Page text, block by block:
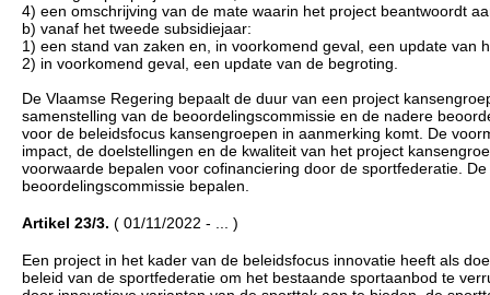
4) een omschrijving van de mate waarin het project beantwoordt
b) vanaf het tweede subsidiejaar:
1) een stand van zaken en, in voorkomend geval, een update van
2) in voorkomend geval, een update van de begroting.
De Vlaamse Regering bepaalt de duur van een project
samenstelling van de beoordelingscommissie en de nadere
voor de beleidsfocus kansengroepen in aanmerking komt. De
impact, de doelstellingen en de kwaliteit van het project
voorwaarde bepalen voor cofinanciering door de sportfederatie.
beoordelingscommissie bepalen.
Artikel 23/3. ( 01/11/2022 - ... )
Een project in het kader van de beleidsfocus innovatie heeft als
beleid van de sportfederatie om het bestaande sportaanbod te